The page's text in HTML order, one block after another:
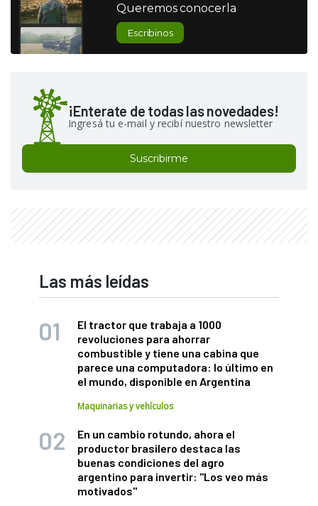
Queremos conocerla
Escribinos
¡Enterate de todas las novedades!
Ingresá tu e-mail y recibí nuestro newsletter
Suscribirme
Las más leídas
El tractor que trabaja a 1000
revoluciones para ahorrar
combustible y tiene una cabina que
parece una computadora: lo último en
el mundo, disponible en Argentina
Maquinarias y vehículos
En un cambio rotundo, ahora el
productor brasilero destaca las
buenas condiciones del agro
argentino para invertir: "Los veo más
motivados"